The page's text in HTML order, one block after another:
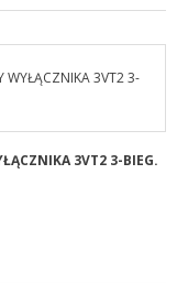
3VT2 3-BIEG.